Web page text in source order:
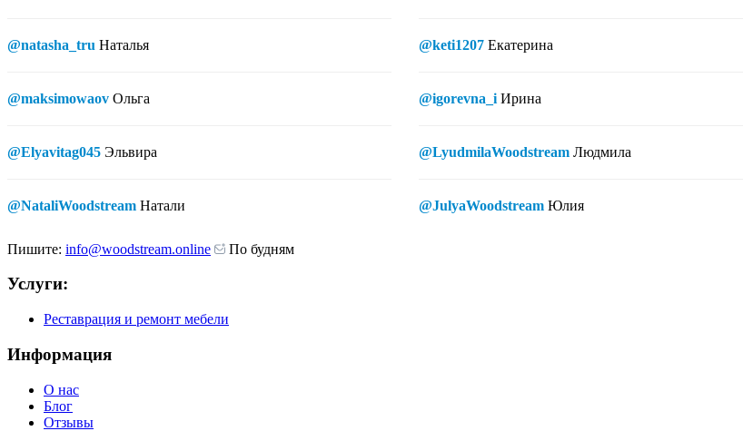
@natasha_tru Наталья
@maksimowaov Ольга
@Elyavitag045 Эльвира
@NataliWoodstream Натали
@keti1207 Екатерина
@igorevna_i Ирина
@LyudmilaWoodstream Людмила
@JulyaWoodstream Юлия
Пишите: info@woodstream.online По будням
Услуги:
Реставрация и ремонт мебели
Информация
О нас
Блог
Отзывы